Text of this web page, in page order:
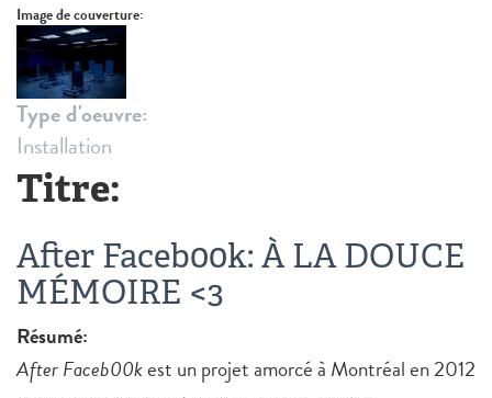
Image de couverture:
Type d'oeuvre:
Installation
Titre:
After Faceb00k: À LA DOUCE
MÉMOIRE <3
Résumé:
After Faceb00kest un projet amorcé à Montréal en 2012